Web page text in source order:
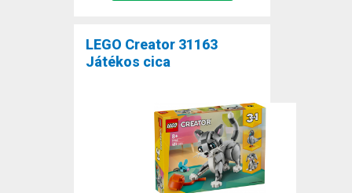
LEGO Creator 31163
Játékos cica